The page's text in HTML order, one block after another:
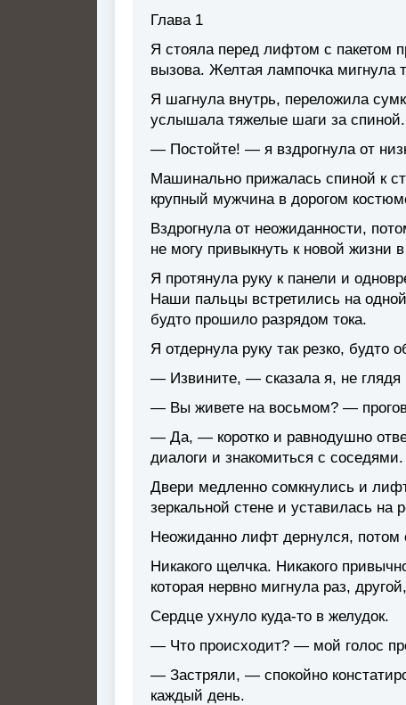
Глава 1
Я стояла перед лифтом с пакетом
вызова. Желтая лампочка мигнула
Я шагнула внутрь, переложила
услышала тяжелые шаги за спиной.
— Постойте! — я вздрогнула от
Машинально прижалась спиной к
крупный мужчина в дорогом
Вздрогнула от неожиданности,
не могу привыкнуть к новой жизни
Я протянула руку к панели и
Наши пальцы встретились на одной
будто прошило разрядом тока.
Я отдернула руку так резко, будто
— Извините, — сказала я, не глядя
— Вы живете на восьмом? —
— Да, — коротко и равнодушно
диалоги и знакомиться с соседями.
Двери медленно сомкнулись и
зеркальной стене и уставилась
Неожиданно лифт дернулся, потом
Никакого щелчка. Никакого
которая нервно мигнула раз,
Сердце ухнуло куда-то в желудок.
— Что происходит? — мой голос
— Застряли, — спокойно
каждый день.